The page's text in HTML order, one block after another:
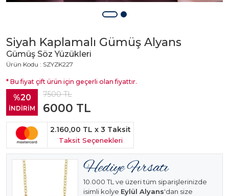
Siyah Kaplamalı Gümüş Alyans
Gümüş Söz Yüzükleri
Ürün Kodu : SZYZK227
* Bu fiyat çift ürün için geçerli olan fiyattır.
%20
İNDİRİM
7500TL
6000 TL
2.160,00 TL x 3 Taksit
Taksit Seçenekleri
10.000 TL ve üzeri tüm siparişlerinizde
isimli kolye Eylül Alyans'dan size